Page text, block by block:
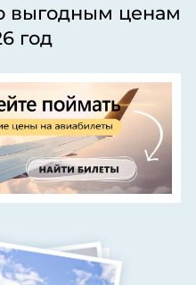
выгодным ценам
год